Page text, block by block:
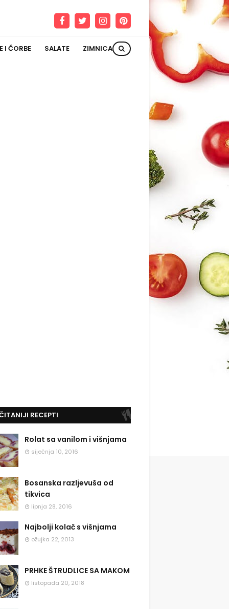
I ČORBE SALATE ZIMNICA
RECEPTI
Rolat sa vanilom i višnjama
siječnja 10, 2016
Bosanska razljevuša od
tikvica
lipnja 28, 2016
Najbolji kolač s višnjama
ožujka 22, 2013
PRHKE ŠTRUDLICE SA MAKOM
listopada 20, 2018